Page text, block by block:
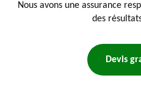
Nous avons une assurance
des
Devis